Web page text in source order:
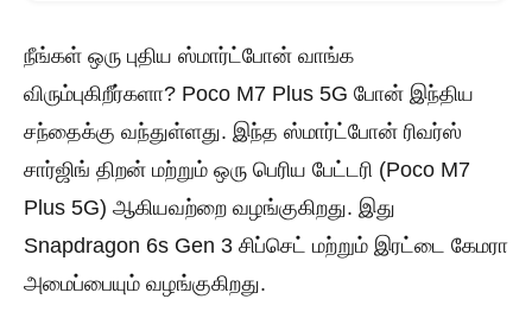
நீங்கள் ஒரு புதிய ஸ்மார்ட்போன் வாங்க
விரும்புகிறீர்களா? Poco M7 Plus 5G போன் இந்திய
சந்தைக்கு வந்துள்ளது. இந்த ஸ்மார்ட்போன் ரிவர்ஸ்
சார்ஜிங் திறன் மற்றும் ஒரு பெரிய பேட்டரி (Poco M7
Plus 5G) ஆகியவற்றை வழங்குகிறது. இது
Snapdragon 6s Gen 3 சிப்செட் மற்றும் இரட்டை கேமரா
அமைப்பையும் வழங்குகிறது.